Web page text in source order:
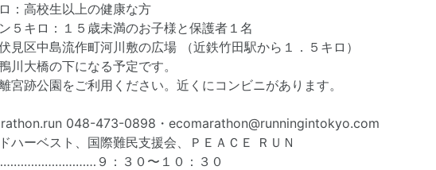
：高校生以上の健康な方
５キロ：１５歳未満のお子様と保護者１名
見区中島流作町河川敷の広場 （近鉄竹田駅から１．５キロ）
川大橋の下になる予定です。
宮跡公園をご利用ください。近くにコンビニがあります。
048-473-0898・ecomarathon@runningintokyo.com
ーベスト、国際難民支援会、ＰＥＡＣＥ ＲＵＮ
９：３０〜１０：３０